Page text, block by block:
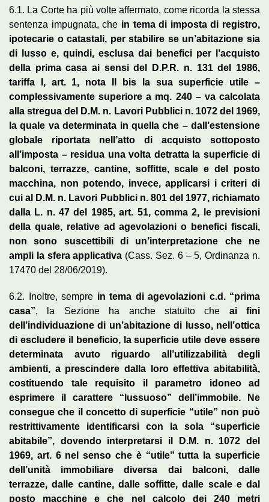
6.1. La Corte ha più volte affermato, come ricorda la stessa
sentenza impugnata, che in tema di imposta di registro,
ipotecarie o catastali, per stabilire se un’abitazione sia
di lusso e, quindi, esclusa dai benefici per l’acquisto
della prima casa ai sensi del D.P.R. n. 131 del 1986,
tariffa I, art. 1, nota II bis la sua superficie utile –
complessivamente superiore a mq. 240 – va calcolata
alla stregua del D.M. n. Lavori Pubblici n. 1072 del 1969,
la quale va determinata in quella che – dall’estensione
globale riportata nell’atto di acquisto sottoposto
all’imposta – residua una volta detratta la superficie di
balconi, terrazze, cantine, soffitte, scale e del posto
macchina, non potendo, invece, applicarsi i criteri di
cui al D.M. n. Lavori Pubblici n. 801 del 1977, richiamato
dalla L. n. 47 del 1985, art. 51, comma 2, le previsioni
della quale, relative ad agevolazioni o benefici fiscali,
non sono suscettibili di un’interpretazione che ne
ampli la sfera applicativa (Cass. Sez. 6 – 5, Ordinanza n.
17470 del 28/06/2019).
6.2. Inoltre, sempre in tema di agevolazioni c.d. “prima
casa”, la Sezione ha anche statuito che ai fini
dell’individuazione di un’abitazione di lusso, nell’ottica
di escludere il beneficio, la superficie utile deve essere
determinata avuto riguardo all’utilizzabilità degli
ambienti, a prescindere dalla loro effettiva abitabilità,
costituendo tale requisito il parametro idoneo ad
esprimere il carattere “lussuoso” dell’immobile. Ne
consegue che il concetto di superficie “utile” non può
restrittivamente identificarsi con la sola “superficie
abitabile”, dovendo interpretarsi il D.M. n. 1072 del
1969, art. 6 nel senso che è “utile” tutta la superficie
dell’unità immobiliare diversa dai balconi, dalle
terrazze, dalle cantine, dalle soffitte, dalle scale e dal
posto macchine e che nel calcolo dei 240 metri